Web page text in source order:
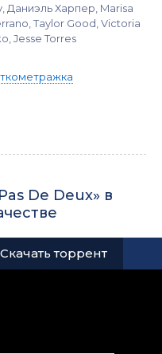
Даниэль Харпер, Marisa
Taylor Good, Victoria
Jesse Torres
De Deux» в
Скачать торрент